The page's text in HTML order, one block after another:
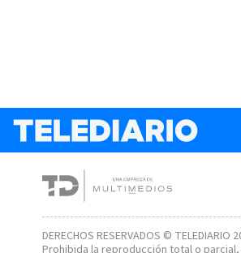
DERECHOS RESERVADOS © TELEDIARIO